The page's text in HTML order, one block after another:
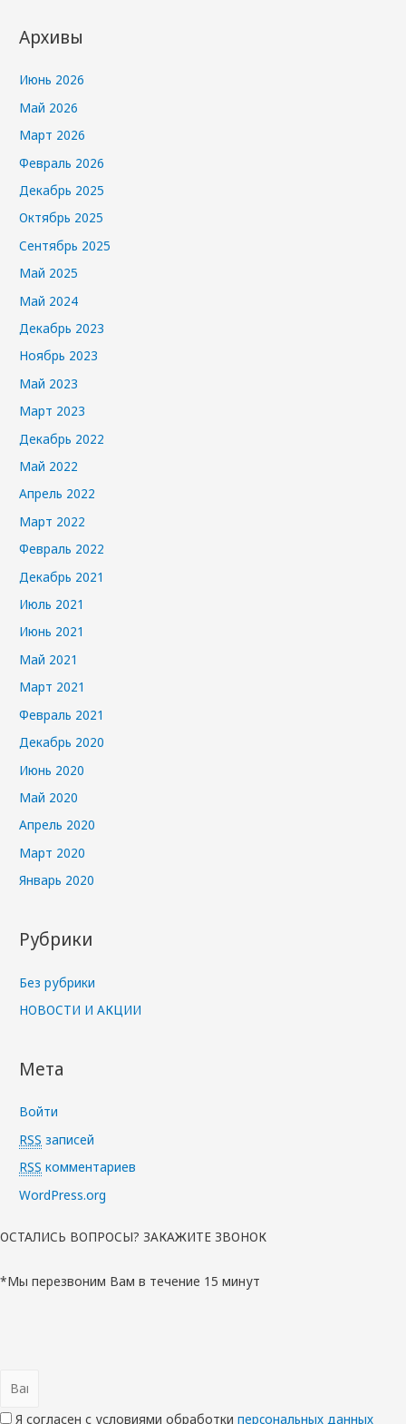
Архивы
Июнь 2026
Май 2026
Март 2026
Февраль 2026
Декабрь 2025
Октябрь 2025
Сентябрь 2025
Май 2025
Май 2024
Декабрь 2023
Ноябрь 2023
Май 2023
Март 2023
Декабрь 2022
Май 2022
Апрель 2022
Март 2022
Февраль 2022
Декабрь 2021
Июль 2021
Июнь 2021
Май 2021
Март 2021
Февраль 2021
Декабрь 2020
Июнь 2020
Май 2020
Апрель 2020
Март 2020
Январь 2020
Рубрики
Без рубрики
НОВОСТИ И АКЦИИ
Мета
Войти
RSS записей
RSS комментариев
WordPress.org
ОСТАЛИСЬ ВОПРОСЫ? ЗАКАЖИТЕ ЗВОНОК
*Мы перезвоним Вам в течение 15 минут
Я согласен с условиями обработки перcональных данных